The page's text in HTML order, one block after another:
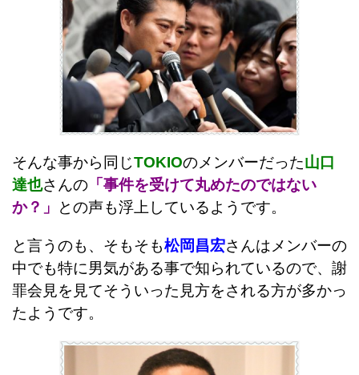
そんな事から同じTOKIOのメンバーだった山口
達也さんの 「事件を受けて丸めたのではない
か？」
との声も浮上しているようです。
と言うのも、そもそも松岡昌宏さんはメンバーの
中でも特に男気がある事で知られているので、謝
罪会見を見てそういった見方をされる方が多かっ
たようです。